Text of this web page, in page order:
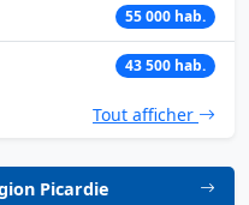
55 000 hab.
43 500 hab.
Tout afficher
Picardie